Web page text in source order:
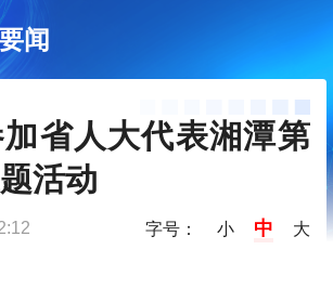
闻
省人大代表湘潭第
活动
字号： 小 中 大